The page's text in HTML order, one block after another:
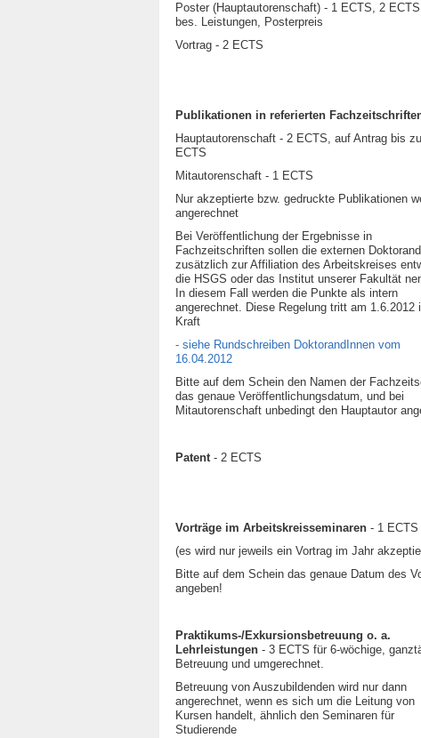
Poster (Hauptautorenschaft) - 1 ECTS, 2
bes. Leistungen, Posterpreis
Vortrag - 2 ECTS
Publikationen in referierten
Hauptautorenschaft - 2 ECTS, auf Antrag bis
ECTS
Mitautorenschaft - 1 ECTS
Nur akzeptierte bzw. gedruckte Publikationen
angerechnet
Bei Veröffentlichung der Ergebnisse in
Fachzeitschriften sollen die externen
zusätzlich zur Affiliation des Arbeitskreises
die HSGS oder das Institut unserer Fakultät
In diesem Fall werden die Punkte als intern
angerechnet. Diese Regelung tritt am 1.6.2012
Kraft
- siehe Rundschreiben DoktorandInnen vom
16.04.2012
Bitte auf dem Schein den Namen der
das genaue Veröffentlichungsdatum, und bei
Mitautorenschaft unbedingt den Hauptautor
Patent - 2 ECTS
Vorträge im Arbeitskreisseminaren - 1 ECTS
(es wird nur jeweils ein Vortrag im Jahr
Bitte auf dem Schein das genaue Datum des
angeben!
Praktikums-/Exkursionsbetreuung o. a.
Lehrleistungen - 3 ECTS für 6-wöchige,
Betreuung und umgerechnet.
Betreuung von Auszubildenden wird nur dann
angerechnet, wenn es sich um die Leitung von
Kursen handelt, ähnlich den Seminaren für
Studierende